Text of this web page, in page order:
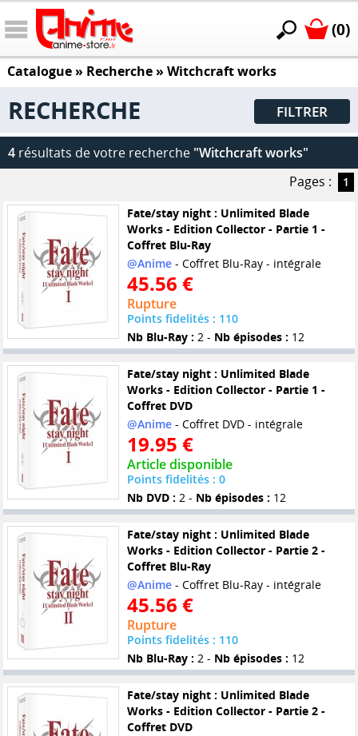
(0)
Catalogue» Recherche » Witchcraft works
RECHERCHE FILTRER
4 résultats de votre recherche "Witchcraft works"
Pages :
1
Fate/stay night : Unlimited Blade
Works - Edition Collector - Partie 1 -
Coffret Blu-Ray
@Anime- Coffret Blu-Ray - intégrale
45.56 €
Rupture
Points fidelités : 110
Nb Blu-Ray : 2 - Nb épisodes : 12
Fate/stay night : Unlimited Blade
Works - Edition Collector - Partie 1 -
Coffret DVD
@Anime- Coffret DVD - intégrale
19.95 €
Article disponible
Points fidelités : 0
Nb DVD : 2 - Nb épisodes : 12
Fate/stay night : Unlimited Blade
Works - Edition Collector - Partie 2 -
Coffret Blu-Ray
@Anime- Coffret Blu-Ray - intégrale
45.56 €
Rupture
Points fidelités : 110
Nb Blu-Ray : 2 - Nb épisodes : 12
Fate/stay night : Unlimited Blade
Works - Edition Collector - Partie 2 -
Coffret DVD